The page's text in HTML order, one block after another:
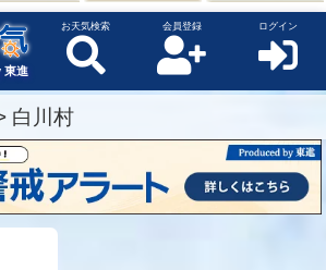
東進
お天気検索 会員登録 ログイン
白川村